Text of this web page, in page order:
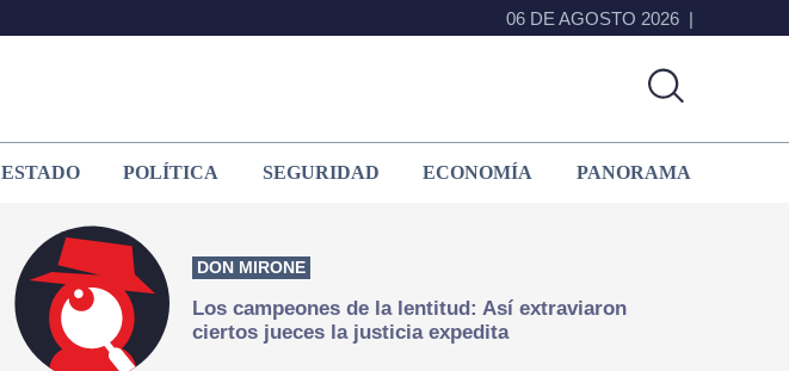
06 DE AGOSTO 2026
ESTADO POLÍTICA SEGURIDAD ECONOMÍA PANORAMA
DON MIRONE
Los campeones de la lentitud: Así extraviaron
ciertos jueces la justicia expedita